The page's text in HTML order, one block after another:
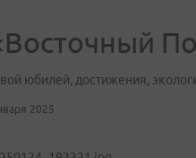
юбилей, достижения,
2025